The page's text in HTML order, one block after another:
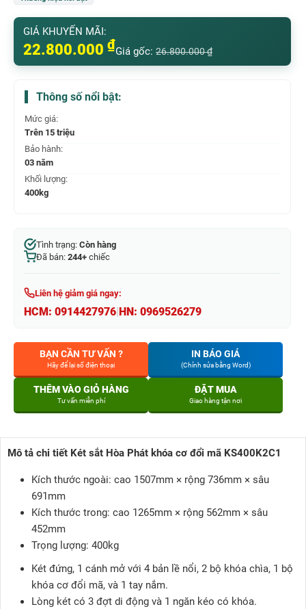
GIÁ KHUYẾN MÃI:
22.800.000 ₫Giá gốc: 26.800.000₫
Thông số nổi bật:
Mức giá:
Trên 15 triệu
Bảo hành:
03 năm
Khối lượng:
400kg
Tình trạng: Còn hàng
Đã bán: 244+ chiếc
Liên hệ giảm giá ngay:
HCM: 0914427976 HN: 0969526279
BẠN CẦN TƯ VẤN ?
Hãy để lại số điện thoại
IN BÁO GIÁ
(Chỉnh sửa bằng Word)
THÊM VÀO GIỎ HÀNG
Tư vấn miễn phí
ĐẶT MUA
Giao hàng tận nơi
Mô tả chi tiết Két sắt Hòa Phát khóa cơ đổi mã KS400K2C1
Kích thước ngoài: cao 1507mm × rộng 736mm × sâu
691mm
Kích thước trong: cao 1265mm × rộng 562mm × sâu
452mm
Trọng lượng: 400kg
Két đứng, 1 cánh mở với 4 bản lề nổi, 2 bộ khóa chìa, 1 bộ
khóa cơ đổi mã, và 1 tay nắm.
Lòng két có 3 đợt di động và 1 ngăn kéo có khóa.